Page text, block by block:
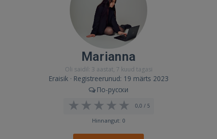
Marianna
Oli saidil: 3 aastat, 7 kuud tagasi
Eraisik · Registreerunud: 19 märts 2023
По-русски
0,0 / 5
Hinnangut: 0